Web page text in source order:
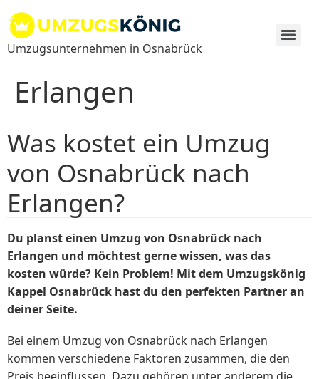
Inhalt
springen
Umzugsunternehmen in Osnabrück
Erlangen
Was kostet ein Umzug
von Osnabrück nach
Erlangen?
Du planst einen Umzug von Osnabrück nach
Erlangen und möchtest gerne wissen, was das
kosten würde? Kein Problem! Mit dem Umzugskönig
Kappel Osnabrück hast du den perfekten Partner an
deiner Seite.
Bei einem Umzug von Osnabrück nach Erlangen
kommen verschiedene Faktoren zusammen, die den